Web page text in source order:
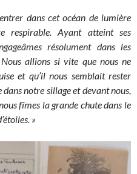
dans cet océan de lumière
respirable. Ayant atteint ses
résolument dans les
allions si vite que nous ne
et qu’il nous semblait rester
notre sillage et devant nous,
fîmes la grande chute dans le
»